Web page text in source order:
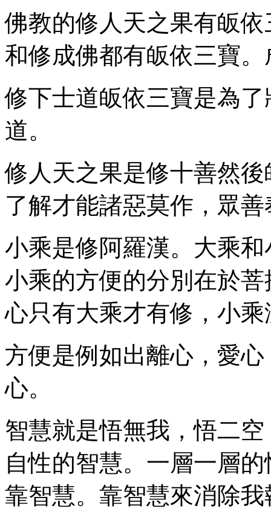
佛教的修人天之果有皈
和修成佛都有皈依三寶
修下士道皈依三寶是為
道。
修人天之果是修十善然
了解才能諸惡莫作，眾
小乘是修阿羅漢。大乘
小乘的方便的分別在於
心只有大乘才有修，小
方便是例如出離心，愛
心。
智慧就是悟無我，悟二
自性的智慧。一層一層
靠智慧。靠智慧來消除